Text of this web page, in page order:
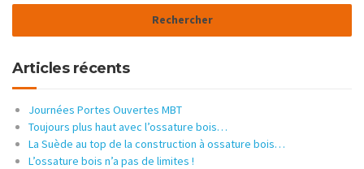
Articles récents
Journées Portes Ouvertes MBT
Toujours plus haut avec l’ossature bois…
La Suède au top de la construction à ossature bois…
L’ossature bois n’a pas de limites !